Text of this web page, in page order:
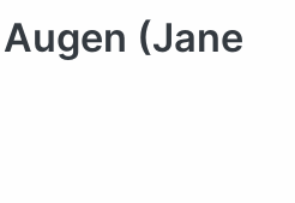
(Jane